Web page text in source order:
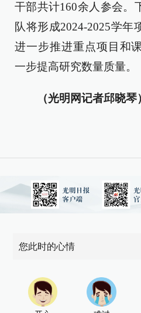
干部共计160余人参会。
队将形成2024-2025学年
进一步推进重点项目和
一步提高研究数量质量。
（光明网记者邱晓琴
您此时的心情